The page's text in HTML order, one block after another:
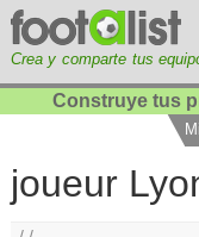
Crea y comparte tus
Construye tus
joueur